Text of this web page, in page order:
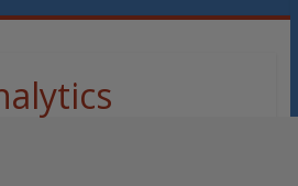
im Vergleich